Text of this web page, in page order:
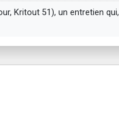
Kritout 51), un entretien qui,